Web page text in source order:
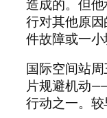
造成的。但
行对其他原
件故障或一小
国际空间站
片规避机动
行动之一。较